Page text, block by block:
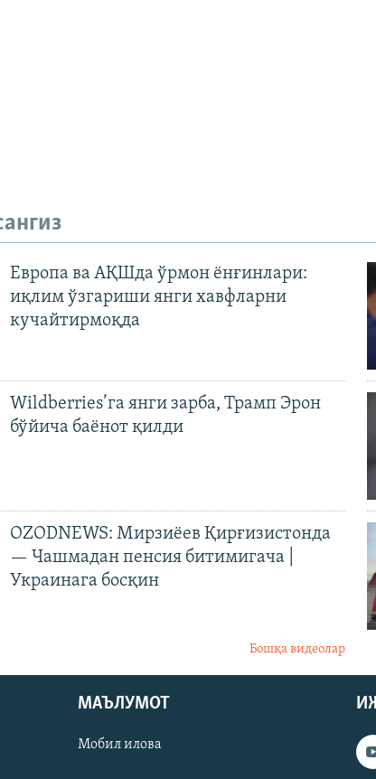
Европа ва АҚШда ўрмон ёнғинлари:
иқлим ўзгариши янги хавфларни
кучайтирмоқда
Wildberries’га янги зарба, Трамп Эрон
бўйича баёнот қилди
OZODNEWS: Мирзиёев Қирғизистонда
— Чашмадан пенсия битимигача |
Украинага босқин
Бошқа видеолар
МАЪЛУМОТ
Мобил илова